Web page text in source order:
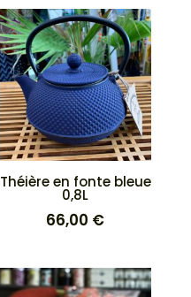
Théière en fonte bleue
0,8L
66,00 €